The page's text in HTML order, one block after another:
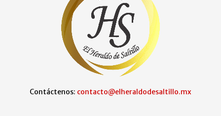
Contáctenos: contacto@elheraldodesaltillo.mx